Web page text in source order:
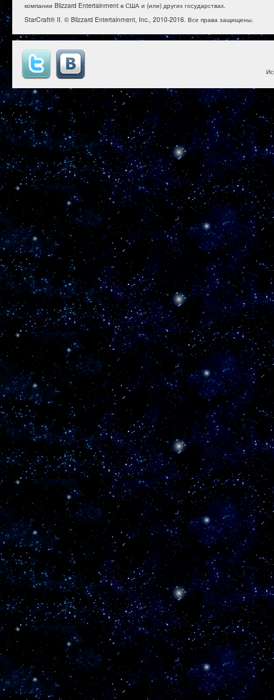
компании Blizzard Entertainment в США и (или) других государствах.
StarCraft® II. © Blizzard Entertainment, Inc., 2010-2016. Все права защищены.